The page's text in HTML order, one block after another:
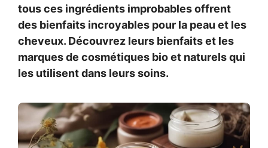
tous ces ingrédients improbables offrent
des bienfaits incroyables pour la peau et les
cheveux. Découvrez leurs bienfaits et les
marques de cosmétiques bio et naturels qui
les utilisent dans leurs soins.